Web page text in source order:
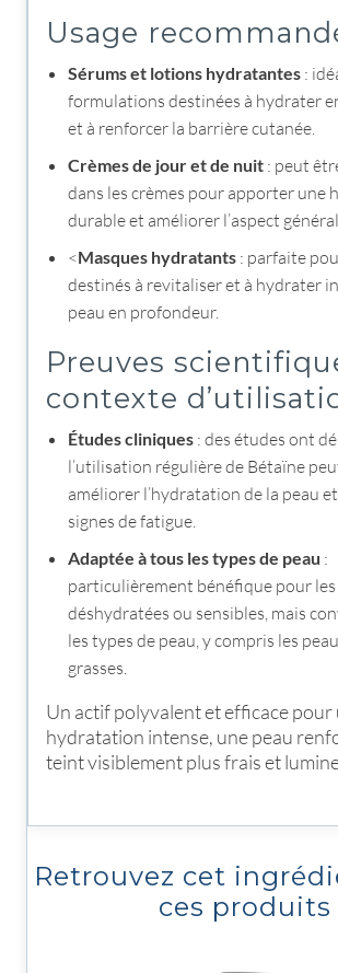
Usage
Sérums et lotions hydratantes :
formulations destinées à hydrater
et à renforcer la barrière cutanée.
Crèmes de jour et de nuit : peut
dans les crèmes pour apporter une
durable et améliorer l’aspect
<Masques hydratants : parfaite
destinés à revitaliser et à hydrater
peau en profondeur.
Preuves
contexte
Études cliniques : des études ont
l’utilisation régulière de Bétaïne
améliorer l’hydratation de la peau
signes de fatigue.
Adaptée à tous les types de peau :
particulièrement bénéfique pour les
déshydratées ou sensibles, mais
les types de peau, y compris les
grasses.
Un actif polyvalent et efficace pour
hydratation intense, une peau
teint visiblement plus frais et
Retrouvez cet
ces produits